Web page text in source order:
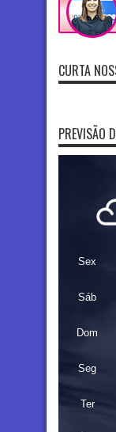
CURTA
PREVISÃO
Sex
Sáb
Dom
Seg
Ter